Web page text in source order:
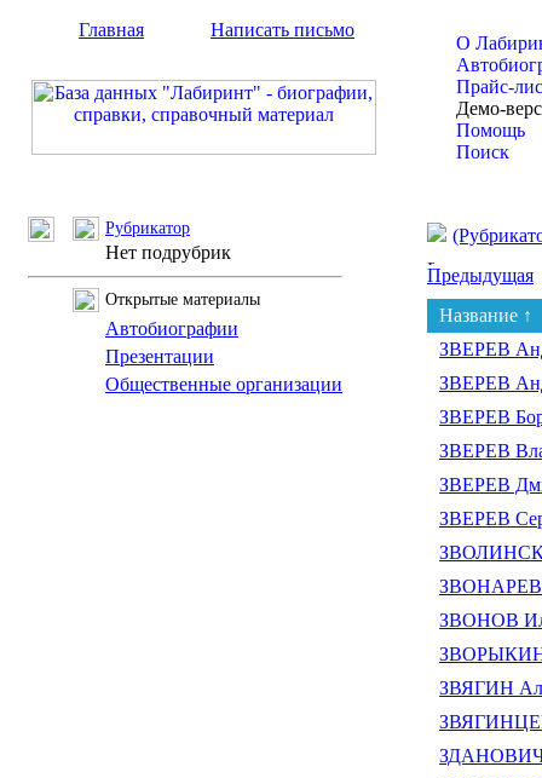
Главная Написать письмо
О
Прайс-
Демо-
Помощь
Поиск
Рубрикатор
Нет подрубрик
Открытые материалы
Автобиографии
Презентации
Общественные организации
Предыдущая
Название ↑
ЗВЕРЕВ
ЗВЕРЕВ
ЗВЕРЕВ
ЗВЕРЕВ
ЗВЕРЕВ
ЗВЕРЕВ
ЗВОНАРЕВ
ЗВОНОВ
ЗВЯГИН
ЗВЯГИНЦЕВ
ЗДАНОВИЧ